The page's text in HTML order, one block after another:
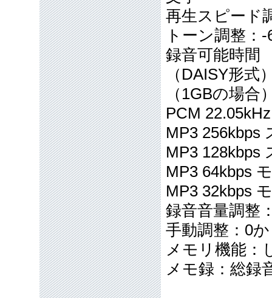
再生スピード
トーン調整：
録音可能時間
（DAISY形式
（1GBの場合
PCM
MP3 256kbps
MP3 128kbps
MP3 64kbps
MP3 32kbps
録音音量調整
手動調整：0
メモリ機能：
メモ録：総録